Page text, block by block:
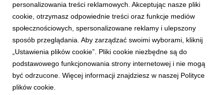
CORE TEAM
Jak rozwijać sektor ogrodniczy i branże
jagodową?
4 listopada 2024
Zapraszamy do udziału w Konferencji SadyOgrody.pl -
Innowacje i Perspektywy - 19 listopada 2024 r. na
Stadionie Legii w Warszawie!
personalizowania treści reklamowych. Akceptując nasze pliki
cookie, otrzymasz odpowiednie treści oraz funkcje mediów
społecznościowych, spersonalizowane reklamy i ulepszony
sposób przeglądania. Aby zarządzać swoimi wyborami, kliknij
„Ustawienia plików cookie”. Pliki cookie niezbędne są do
podstawowego funkcjonowania strony internetowej i nie mogą
być odrzucone. Więcej informacji znajdziesz w naszej Polityce
plików cookie.